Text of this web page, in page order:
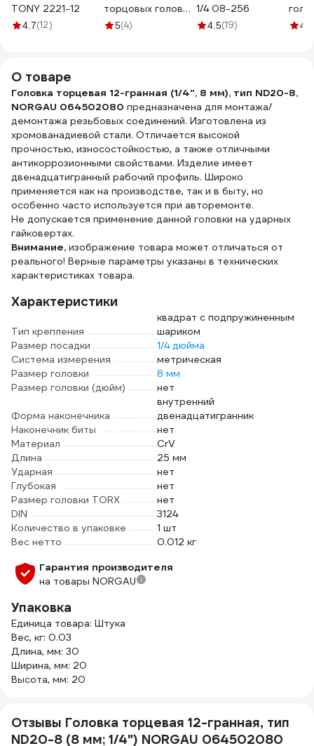
TONY 2221-12
4.7(12)
торцовых головок
KRAFTOOL 3/8"M x
5(4)
1/4 08-256
4.5(19)
на4.9
О товаре
Головка торцевая 12-гранная (1/4", 8 мм), тип ND20-8,
NORGAU 064502080 предназначена для монтажа/
демонтажа резьбовых соединений. Изготовлена из
хромованадиевой стали. Отличается высокой
прочностью, износостойкостью, а также отличными
антикоррозионными свойствами. Изделие имеет
двенадцатигранный рабочий профиль. Широко
применяется как на производстве, так и в быту, но
особенно часто используется при авторемонте.
Не допускается применение данной головки на ударных
гайковертах.
Внимание, изображение товара может отличаться от
реального! Верные параметры указаны в технических
характеристиках товара.
Характеристики
Тип крепления
квадрат с подпружиненным
шариком
Размер посадки
1/4 дюйма
Система измерения
метрическая
Размер головки
8 мм
Размер головки (дюйм)
нет
Форма наконечника
внутренний
двенадцатигранник
Наконечник биты
нет
Материал
CrV
Длина
25 мм
Ударная
нет
Глубокая
нет
Размер головки TORX
нет
DIN
3124
Количество в упаковке
1 шт
Вес нетто
0.012 кг
Гарантия производителя
на товары NORGAU
Упаковка
Единица товара: Штука
Вес, кг: 0.03
Длина, мм: 30
Ширина, мм: 20
Высота, мм: 20
Отзывы Головка торцевая 12-гранная, тип
ND20-8 (8 мм; 1/4") NORGAU 064502080